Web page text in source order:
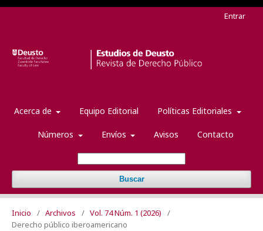
Acerca de Equipo Editorial Políticas Editoriales
Números Envíos Avisos Contacto
Buscar
Entrar
Inicio / Archivos / Vol. 74 Núm. 1 (2026)
/
Derecho público iberoamericano